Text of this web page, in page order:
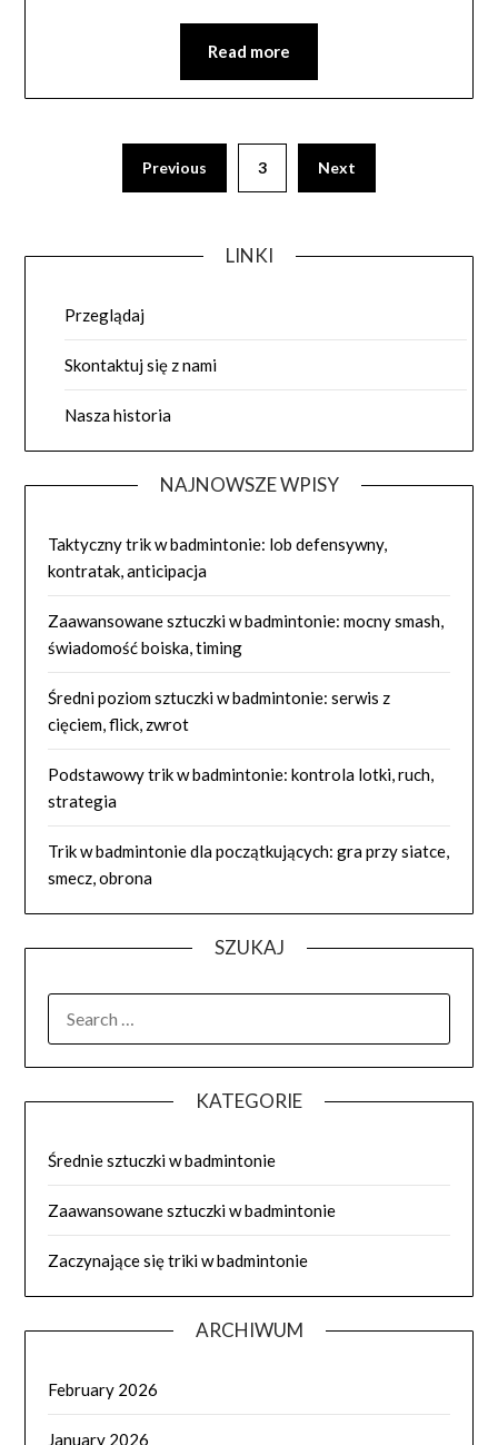
Read more
pagination
Previous 3 Next
LINKI
Przeglądaj
Skontaktuj się z nami
Nasza historia
NAJNOWSZE WPISY
Taktyczny trik w badmintonie: lob defensywny,
kontratak, anticipacja
Zaawansowane sztuczki w badmintonie: mocny smash,
świadomość boiska, timing
Średni poziom sztuczki w badmintonie: serwis z
cięciem, flick, zwrot
Podstawowy trik w badmintonie: kontrola lotki, ruch,
strategia
Trik w badmintonie dla początkujących: gra przy siatce,
smecz, obrona
SZUKAJ
FOR:
KATEGORIE
Średnie sztuczki w badmintonie
Zaawansowane sztuczki w badmintonie
Zaczynające się triki w badmintonie
ARCHIWUM
February 2026
January 2026